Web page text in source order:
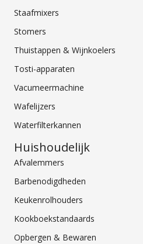
Staafmixers
Stomers
Thuistappen & Wijnkoelers
Tosti-apparaten
Vacumeermachine
Wafelijzers
Waterfilterkannen
Huishoudelijk
Afvalemmers
Barbenodigdheden
Keukenrolhouders
Kookboekstandaards
Opbergen & Bewaren